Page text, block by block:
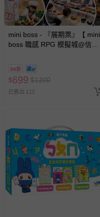
mini boss - 『展期票』【 mini
boss 職感 RPG 模擬城@信義
換，依現場梯次安排入場，逾
期作廢) (兒童票(2歲以上)贈一
名陪伴成人)
58折
$699 $1200
已售出 112